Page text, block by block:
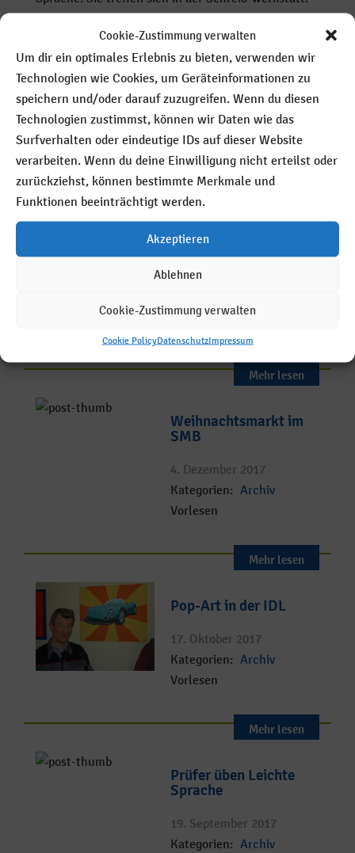
Cookie-Zustimmung verwalten
Um dir ein optimales Erlebnis zu bieten, verwenden wir
Technologien wie Cookies, um Geräteinformationen zu
speichern und/oder darauf zuzugreifen. Wenn du diesen
Technologien zustimmst, können wir Daten wie das
Surfverhalten oder eindeutige IDs auf dieser Website
verarbeiten. Wenn du deine Einwilligung nicht erteilst oder
zurückziehst, können bestimmte Merkmale und
Funktionen beeinträchtigt werden.
Akzeptieren
Ablehnen
Cookie-Zustimmung verwalten
Cookie PolicyDatenschutzImpressum
Weihnachts-feier in der
Werkstatt
22. Januar 2018
Kategorien: Archiv
Vorlesen
Kategorien: Archiv
Mehr lesen
Weihnachtsmarkt im
SMB
4. Dezember 2017
Kategorien: Archiv
Vorlesen
Mehr lesen
Pop-Art in der IDL
17. Oktober 2017
Kategorien: Archiv
Vorlesen
Mehr lesen
Prüfer üben Leichte
Sprache
19. September 2017
Kategorien: Archiv